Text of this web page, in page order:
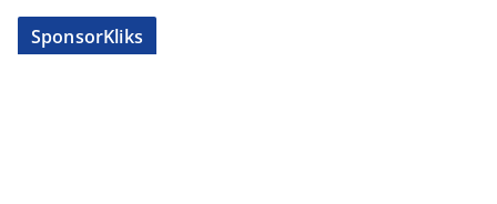
SponsorKliks